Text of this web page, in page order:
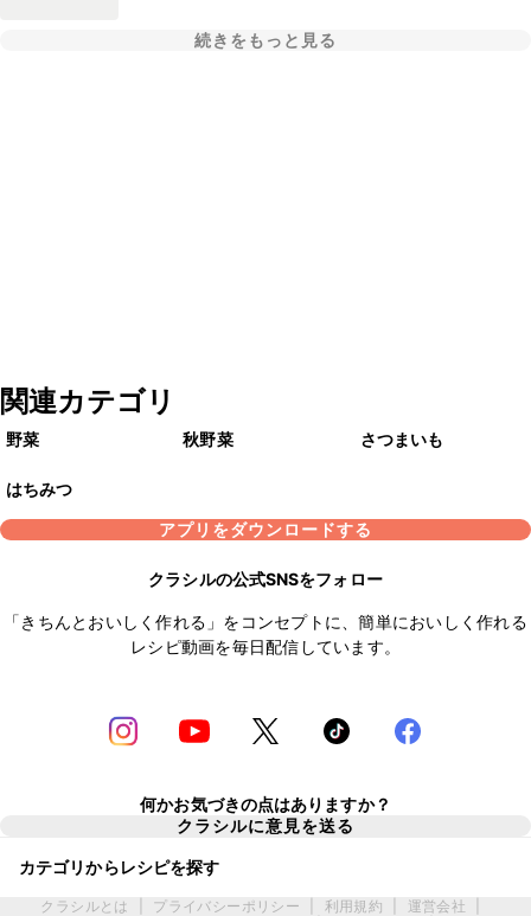
続きをもっと見る
関連カテゴリ
野菜 秋野菜 さつまいも
はちみつ
アプリをダウンロードする
クラシルの公式SNSをフォロー
「きちんとおいしく作れる」をコンセプトに、簡単においしく作れる
レシピ動画を毎日配信しています。
何かお気づきの点はありますか？
クラシルに意見を送る
カテゴリからレシピを探す
クラシルとは プライバシーポリシー 利用規約 運営会社